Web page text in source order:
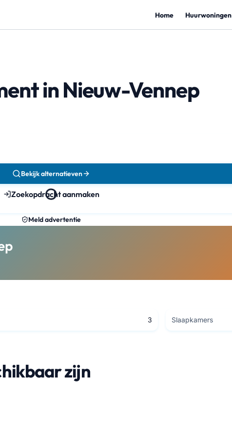
Home Huurwoningen
in Nieuw-Vennep
Bekijk alternatieven
Zoekopdracht aanmaken
Meld advertentie
3 Slaapkamers
zijn